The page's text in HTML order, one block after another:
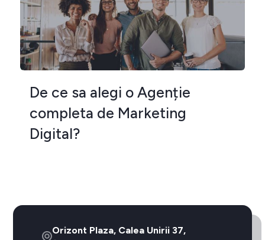
De ce sa alegi o Agenție
completa de Marketing
Digital?
Orizont Plaza, Calea Unirii 37,